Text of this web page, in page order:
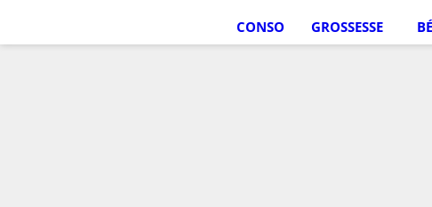
CONSO GROSSESSE